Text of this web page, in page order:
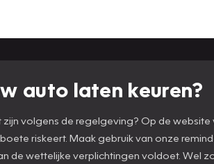
auto laten keuren?
volgens de regelgeving? Op de
riskeert. Maak gebruik van onze
de wettelijke verplichtingen voldoet. Wel